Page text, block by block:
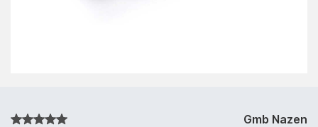
Gmb Nazen